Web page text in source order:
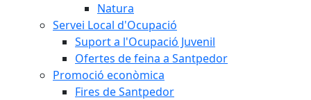
Natura
Servei Local d'Ocupació
Suport a l'Ocupació Juvenil
Ofertes de feina a Santpedor
Promoció econòmica
Fires de Santpedor